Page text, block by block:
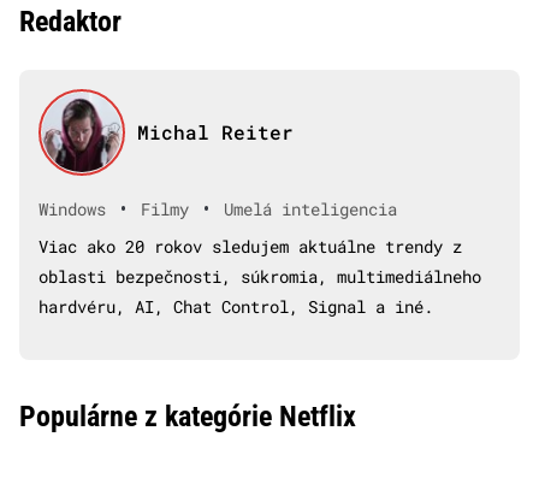
Redaktor
Michal Reiter
Windows • Filmy •
Umelá inteligencia
Viac ako 20 rokov sledujem aktuálne trendy z
oblasti bezpečnosti, súkromia, multimediálneho
hardvéru, AI, Chat Control, Signal a iné.
Populárne z kategórie Netflix